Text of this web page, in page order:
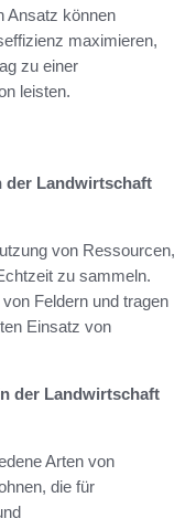
Ansatz können
maximieren,
zu einer
leisten.
der Landwirtschaft
von Ressourcen,
zu sammeln.
Feldern und tragen
Einsatz von
der Landwirtschaft
Arten von
die für